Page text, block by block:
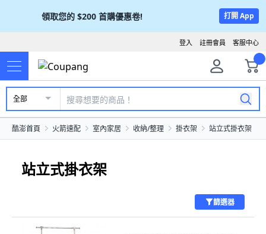
領取您的 $200 首購優惠卷! 打開 App
客服中心
註冊會員
登入
全部
酷澎首頁 火箭速配 室內家居 收納/整理 掛衣架 站立式掛衣架
站立式掛衣架
篩選器